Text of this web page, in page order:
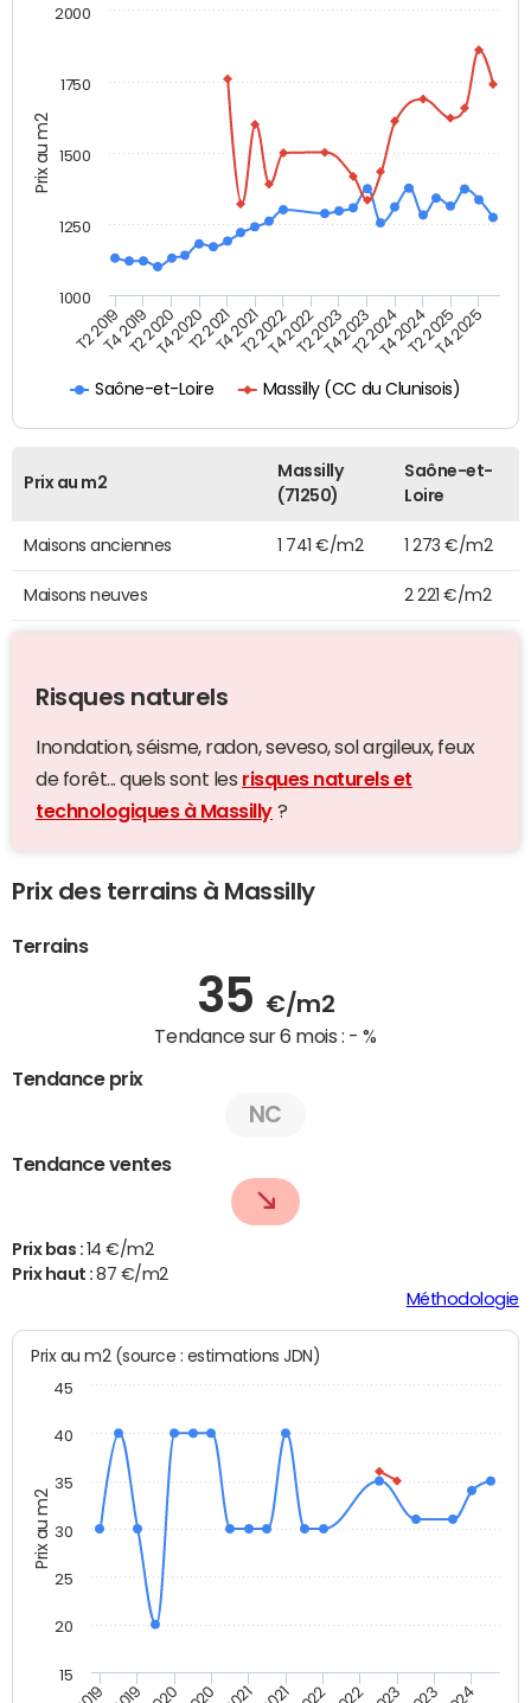
Prix au m2
Saône-et-Loire Massilly (CC du Clunisois)
T2 2019T4 2019T2 2020T4 2020T2 2021T4 2021T2 2022T4 2022T2 2023T4 2023T2 2024T4 2024T2 2025T4 2025
1000
2000
1250
1500
1750
Prix au m2
Massilly
(71250)
Saône-et-
Loire
Maisons anciennes 1 741 €/m2 1 273 €/m2
Maisons neuves 2 221 €/m2
Risques naturels
Inondation, séisme, radon, seveso, sol argileux, feux
de forêt... quels sont les risques naturels et
technologiques à Massilly ?
Prix des terrains à Massilly
Terrains
35 €/m2
Tendance sur 6 mois : - %
Tendance prix
NC
Tendance ventes
Prix bas : 14 €/m2
Prix haut :87 €/m2
Méthodologie
Prix au m2
Prix au m2 (source : estimations JDN)
15
20
25
30
35
40
45